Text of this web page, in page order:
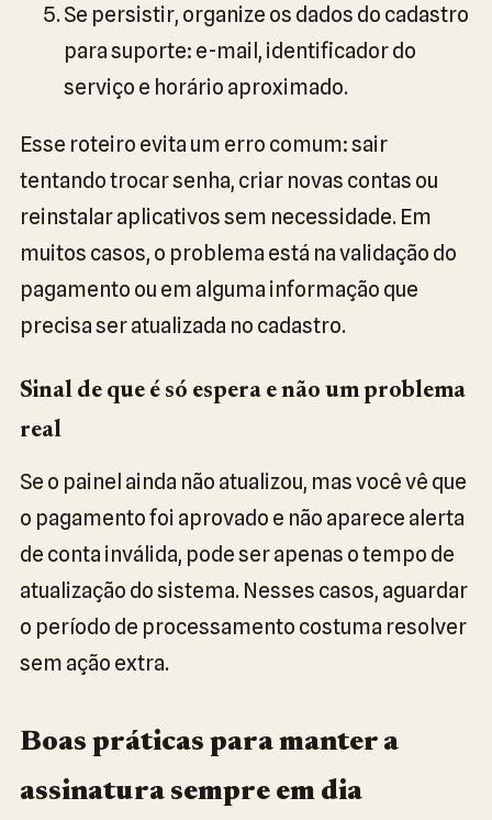
Se persistir, organize os dados do cadastro
para suporte: e-mail, identificador do
serviço e horário aproximado.
Esse roteiro evita um erro comum: sair
tentando trocar senha, criar novas contas ou
reinstalar aplicativos sem necessidade. Em
muitos casos, o problema está na validação do
pagamento ou em alguma informação que
precisa ser atualizada no cadastro.
Sinal de que é só espera e não um problema
real
Se o painel ainda não atualizou, mas você vê que
o pagamento foi aprovado e não aparece alerta
de conta inválida, pode ser apenas o tempo de
atualização do sistema. Nesses casos, aguardar
o período de processamento costuma resolver
sem ação extra.
Boas práticas para manter a
assinatura sempre em dia